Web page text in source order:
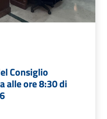
Consiglio
alle ore 8:30 di